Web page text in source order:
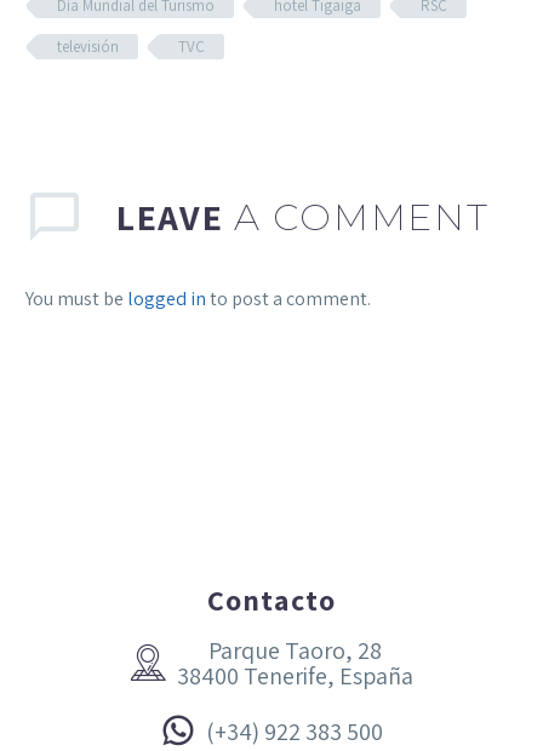
Día Mundial del Turismo hotel Tigaiga
RSC
televisión
TVC
LEAVE A COMMENT
You must be logged into post a comment.
Contacto


Parque Taoro, 28
38400 Tenerife, España

 (+34) 922 383 500